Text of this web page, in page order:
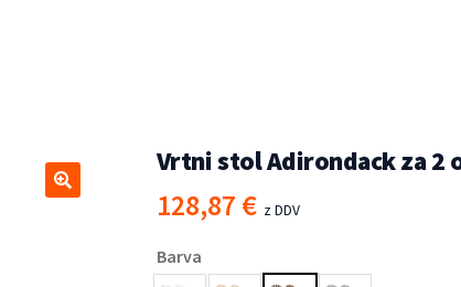
Vrtni stol Adirondack za 2
128,87 € z DDV
Barva